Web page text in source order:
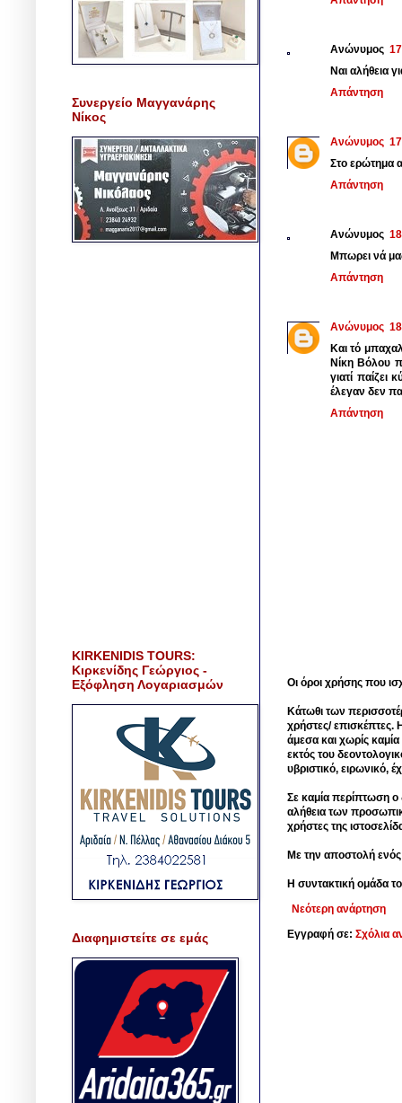
Ανώνυμος
Ναι αλήθεια
Απάντηση
Ανώνυμος
Στο ερώτημα
Απάντηση
Ανώνυμος
Μπωρει νά
Απάντηση
Ανώνυμος
Και τό
Νίκη Βόλου
γιατί
έλεγαν δεν
Απάντηση
Οι όροι χρήσης που
Κάτωθι των
χρήστες/ επισκέπτες.
άμεσα και χωρίς
εκτός του
υβριστικό, ειρωνικό,
Σε καμία περίπτωση ο
αλήθεια των
χρήστες της
Με την αποστολή
Η συντακτική ομάδα
Νεότερη ανάρτηση
Εγγραφή σε: Σχόλια
Συνεργείο Μαγγανάρης
Νίκος
KIRKENIDIS TOURS:
Κιρκενίδης Γεώργιος -
Εξόφληση Λογαριασμών
Διαφημιστείτε σε εμάς